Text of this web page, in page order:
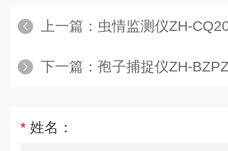
上一篇： 虫情监测仪ZH-
下一篇： 孢子捕捉仪ZH-
* 姓名：